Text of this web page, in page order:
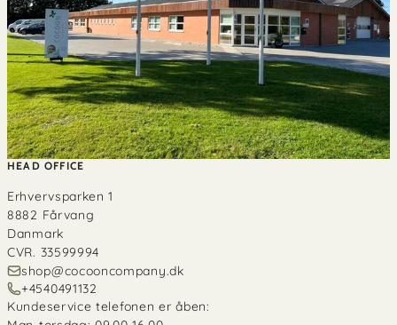
HEAD OFFICE
Erhvervsparken 1
8882 Fårvang
Danmark
CVR. 33599994
shop@cocooncompany.dk
+4540491132
Kundeservice telefonen er åben: